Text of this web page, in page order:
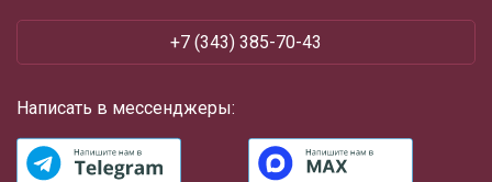
+7 (343) 385-70-43
Написать в мессенджеры: